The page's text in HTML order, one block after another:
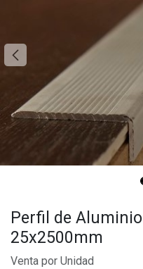
Perfil de
25x2500mm
Venta por Unidad